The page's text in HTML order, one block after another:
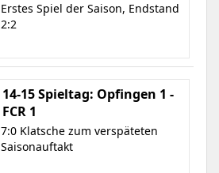
Erstes Spiel der Saison, Endstand
2:2
14-15 Spieltag: Opfingen 1 -
FCR 1
7:0 Klatsche zum verspäteten
Saisonauftakt